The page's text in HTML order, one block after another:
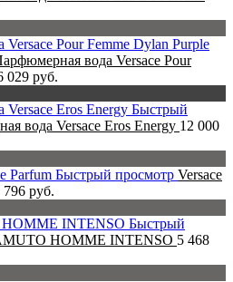
вода Versace Pour
029 руб.
Быстрый
вода Versace Eros Energy 12 000
Быстрый просмотр Versace
796 руб.
Быстрый
HOMME INTENSO 5 468